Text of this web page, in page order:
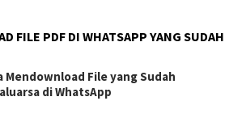
FILE PDF DI WHATSAPP YANG SUDAH
Mendownload File yang Sudah
di WhatsApp